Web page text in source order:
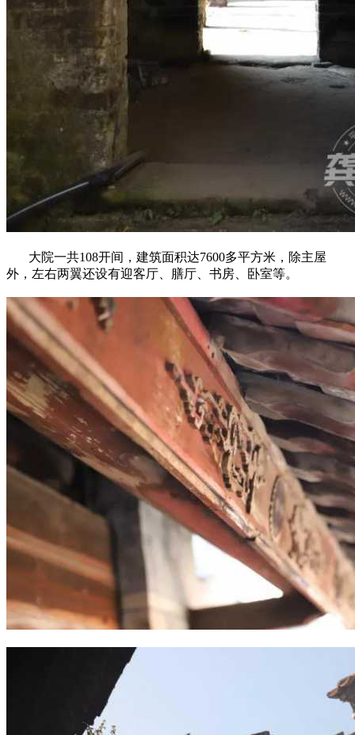
大院一共108开间，建筑面积达7600多平方米，除主屋
外，左右两翼还设有迎客厅、膳厅、书房、卧室等。